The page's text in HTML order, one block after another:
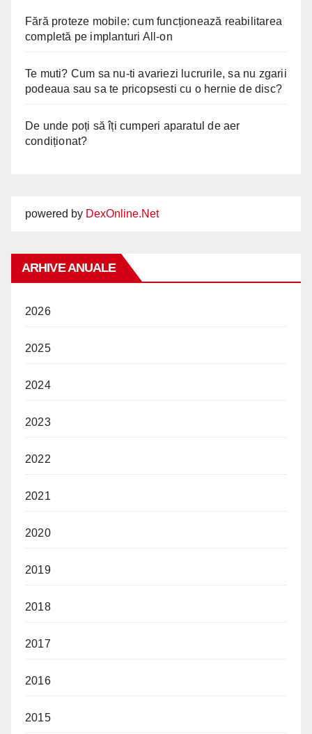
Fără proteze mobile: cum funcționează reabilitarea
completă pe implanturi All-on
Te muti? Cum sa nu-ti avariezi lucrurile, sa nu zgarii
podeaua sau sa te pricopsesti cu o hernie de disc?
De unde poți să îți cumperi aparatul de aer
condiționat?
powered by DexOnline.Net
ARHIVE ANUALE
2026
2025
2024
2023
2022
2021
2020
2019
2018
2017
2016
2015